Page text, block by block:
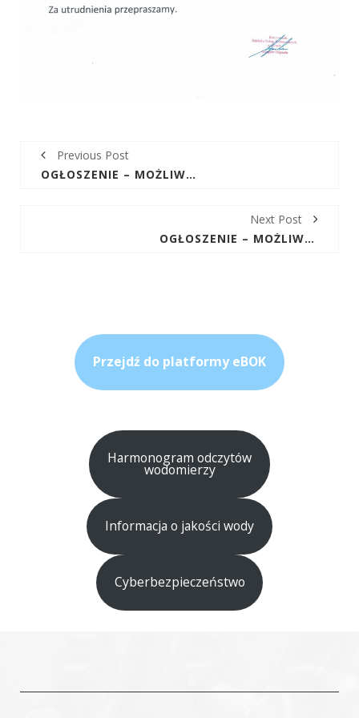
Previous Post
OGŁOSZENIE – MOŻLIWE PRZERWY W DOSTAWIE WODY W DNIACH 06-07.02.25R W MIEJSCOWOŚCI CEDZYNA I KIELCE
Next Post
OGŁOSZENIE – MOŻLIWE PRZERWY W DOSTAWIE WODY W DNIACH 13-14.02.25R W MIEJSCOWOŚCI PODMĄCHOCICE
Przejdź do platformy eBOK
Harmonogram odczytów
wodomierzy
Informacja o jakości wody
Cyberbezpieczeństwo